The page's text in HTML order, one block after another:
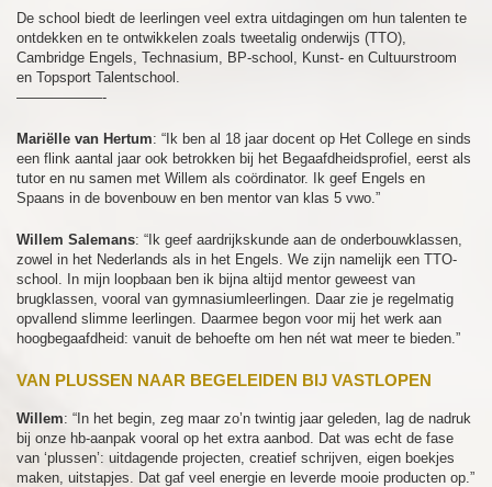
De school biedt de leerlingen veel extra uitdagingen om hun talenten te
ontdekken en te ontwikkelen zoals tweetalig onderwijs (TTO),
Cambridge Engels, Technasium, BP-school, Kunst- en Cultuurstroom
en Topsport Talentschool.
——————-
Mariëlle van Hertum: “Ik ben al 18 jaar docent op Het College en sinds
een flink aantal jaar ook betrokken bij het Begaafdheidsprofiel, eerst als
tutor en nu samen met Willem als coördinator. Ik geef Engels en
Spaans in de bovenbouw en ben mentor van klas 5 vwo.”
Willem Salemans: “Ik geef aardrijkskunde aan de onderbouwklassen,
zowel in het Nederlands als in het Engels. We zijn namelijk een TTO-
school. In mijn loopbaan ben ik bijna altijd mentor geweest van
brugklassen, vooral van gymnasiumleerlingen. Daar zie je regelmatig
opvallend slimme leerlingen. Daarmee begon voor mij het werk aan
hoogbegaafdheid: vanuit de behoefte om hen nét wat meer te bieden.”
VAN PLUSSEN NAAR BEGELEIDEN BIJ VASTLOPEN
Willem: “In het begin, zeg maar zo’n twintig jaar geleden, lag de nadruk
bij onze hb-aanpak vooral op het extra aanbod. Dat was echt de fase
van ‘plussen’: uitdagende projecten, creatief schrijven, eigen boekjes
maken, uitstapjes. Dat gaf veel energie en leverde mooie producten op.”